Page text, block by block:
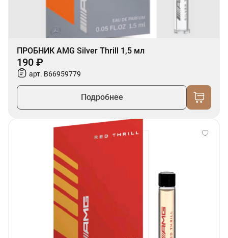
ПРОБНИК AMG Silver Thrill 1,5 мл
190 ₽
арт. B66959779
Подробнее